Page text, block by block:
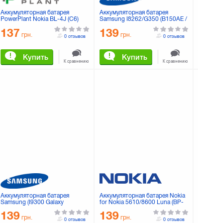
Аккумуляторная батарея
PowerPlant Nokia BL-4J (C6)
137 грн.
Купить
0 отзывов
К сравнению
Аккумуляторная батарея
Samsung I8262/G350 (B150AE /
139 грн.
Купить
0 отзывов
К сравнению
Аккумуляторная батарея
Samsung (I9300 Galaxy
S3/I9080 Galaxy Grand)
(EBL1G6LLU)
139 грн. 0 отзывов
Аккумуляторная батарея Nokia
for Nokia 5610/8600 Luna (BP-
139 грн. 0 отзывов